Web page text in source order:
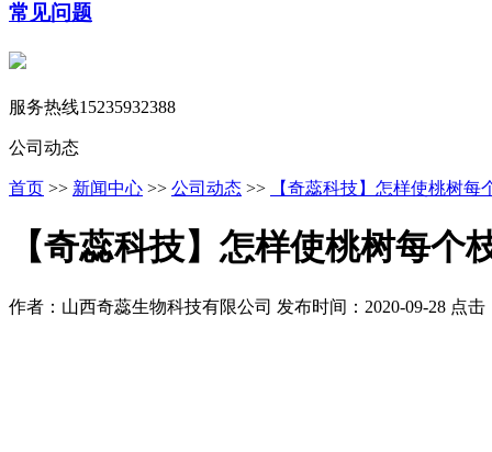
常见问题
服务热线15235932388
公司动态
首页 >> 新闻中心 >> 公司动态 >> 【奇蕊科技】怎样使桃树每
【奇蕊科技】怎样使桃树每个
作者：山西奇蕊生物科技有限公司 发布时间：2020-09-28 点击